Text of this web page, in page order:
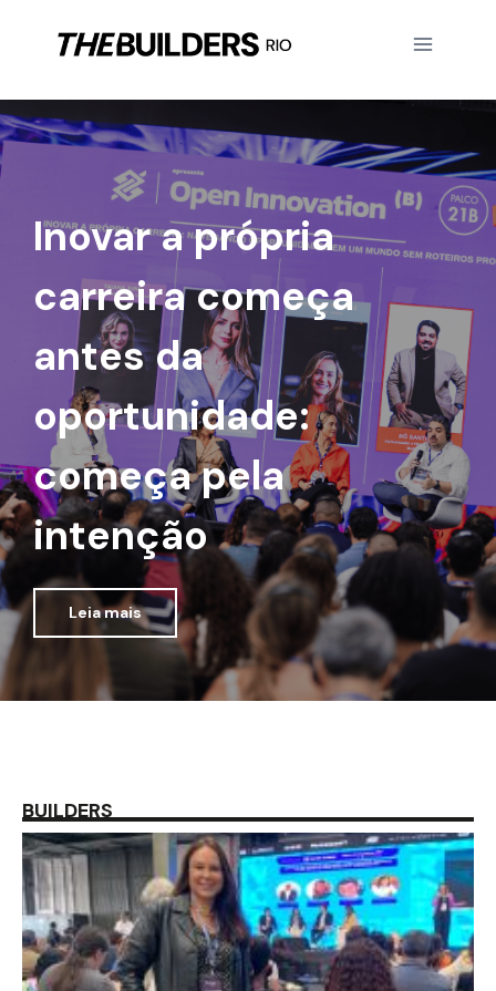
Inovar a própria
carreira começa
antes da
oportunidade:
começa pela
intenção
Leia mais
BUILDERS